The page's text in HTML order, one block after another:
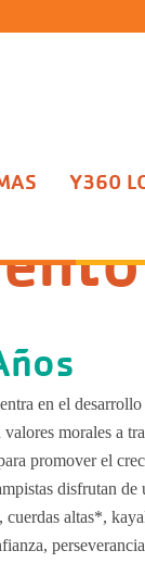
Y360
Residentes
en el desarrollo
morales a
promover el
disfrutan de
cuerdas altas*,